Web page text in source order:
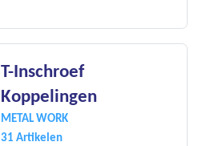
T-Inschroef
Koppelingen
METAL WORK
31 Artikelen